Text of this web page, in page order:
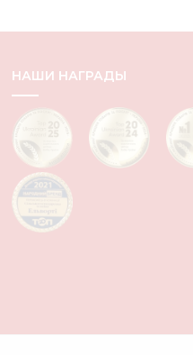
НАШИ НАГРАДЫ